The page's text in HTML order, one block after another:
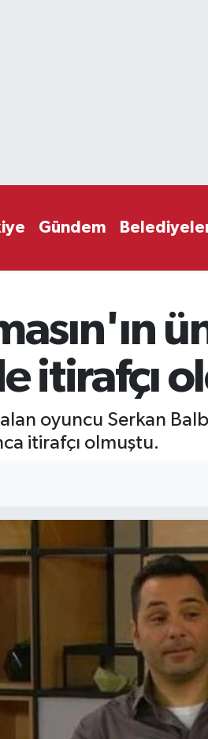
Gündem
itirafçı
oyuncu Serkan
itirafçı olmuştu.